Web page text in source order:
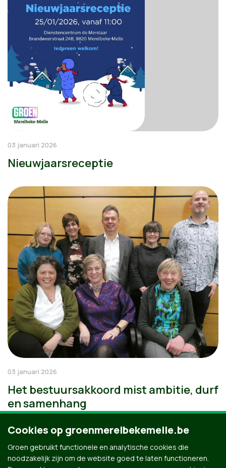
03 januari 2026
Nieuwjaarsreceptie
03 januari 2026
Het bestuursakkoord mist ambitie, durf
en samenhang
Cookies op groenmerelbekemelle.be
Groen gebruikt functionele en analytische cookies die
noodzakelijk zijn om de website goed te laten functioneren.